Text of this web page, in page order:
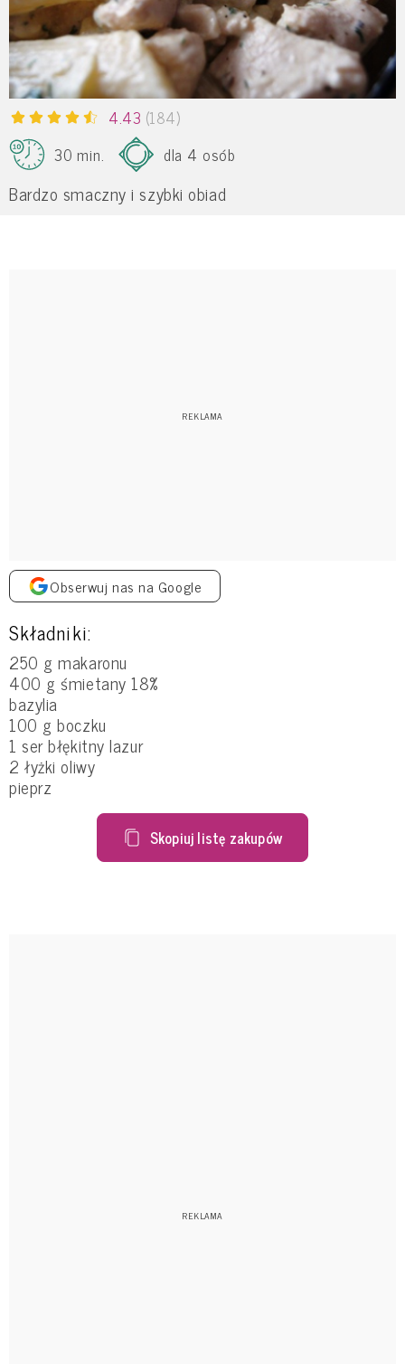
4.43 (184)
30 min.
dla 4 osób
Bardzo smaczny i szybki obiad
Obserwuj nas na Google
Składniki:
250 g makaronu
400 g śmietany 18%
bazylia
100 g boczku
1 ser błękitny lazur
2 łyżki oliwy
pieprz
Skopiuj listę zakupów